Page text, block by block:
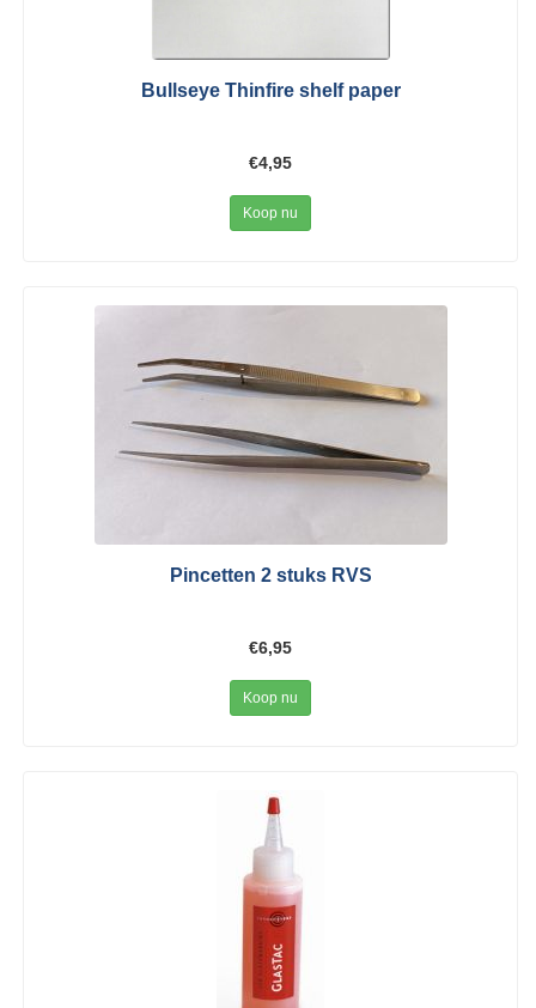
Bullseye Thinfire shelf paper
€4,95
Koop nu
Pincetten 2 stuks RVS
€6,95
Koop nu